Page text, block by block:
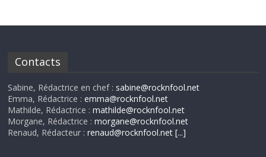
Contacts
Sabine, Rédactrice en chef : sabine@rocknfool.net
Emma, Rédactrice :emma@rocknfool.net
Mathilde, Rédactrice :mathilde@rocknfool.net
Morgane, Rédactrice :morgane@rocknfool.net
Renaud, Rédacteur :renaud@rocknfool.net [...]